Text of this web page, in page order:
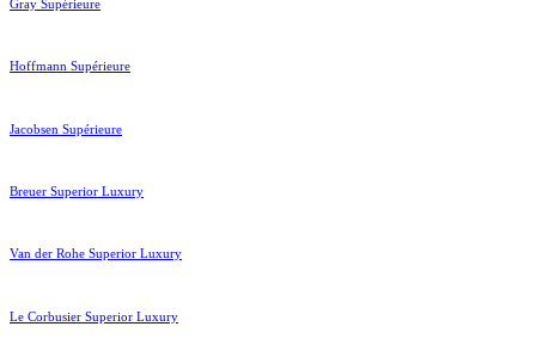
Gray Supérieure
Hoffmann Supérieure
Jacobsen Supérieure
Breuer Superior Luxury
Van der Rohe Superior Luxury
Le Corbusier Superior Luxury